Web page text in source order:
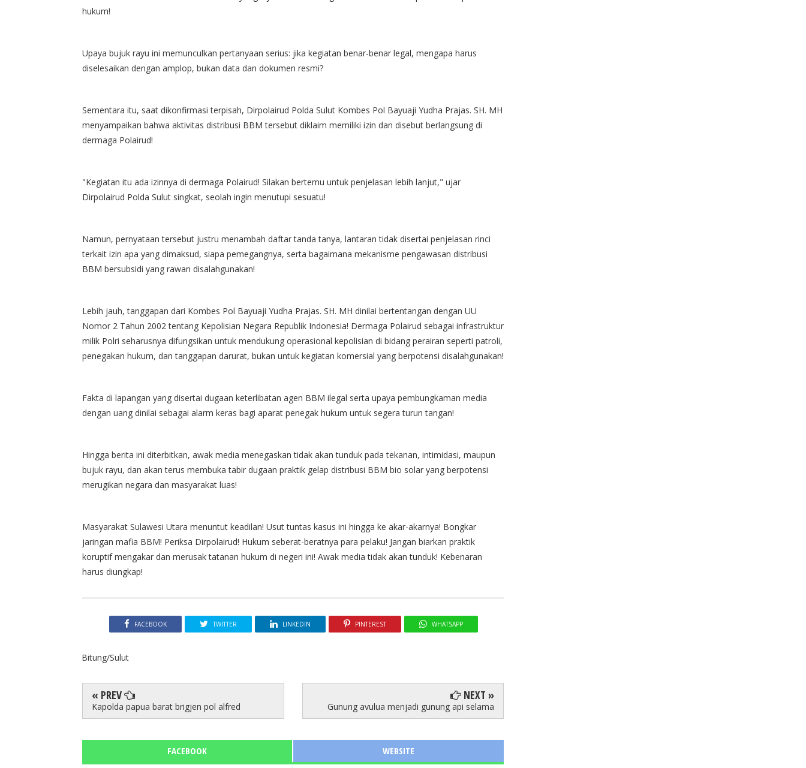
hukum!
Upaya bujuk rayu ini memunculkan pertanyaan serius: jika kegiatan benar-benar legal, mengapa harus
diselesaikan dengan amplop, bukan data dan dokumen resmi?
Sementara itu, saat dikonfirmasi terpisah, Dirpolairud Polda Sulut Kombes Pol Bayuaji Yudha Prajas. SH. MH
menyampaikan bahwa aktivitas distribusi BBM tersebut diklaim memiliki izin dan disebut berlangsung di
dermaga Polairud!
"Kegiatan itu ada izinnya di dermaga Polairud! Silakan bertemu untuk penjelasan lebih lanjut," ujar
Dirpolairud Polda Sulut singkat, seolah ingin menutupi sesuatu!
Namun, pernyataan tersebut justru menambah daftar tanda tanya, lantaran tidak disertai penjelasan rinci
terkait izin apa yang dimaksud, siapa pemegangnya, serta bagaimana mekanisme pengawasan distribusi
BBM bersubsidi yang rawan disalahgunakan!
Lebih jauh, tanggapan dari Kombes Pol Bayuaji Yudha Prajas. SH. MH dinilai bertentangan dengan UU
Nomor 2 Tahun 2002 tentang Kepolisian Negara Republik Indonesia! Dermaga Polairud sebagai infrastruktur
milik Polri seharusnya difungsikan untuk mendukung operasional kepolisian di bidang perairan seperti patroli,
penegakan hukum, dan tanggapan darurat, bukan untuk kegiatan komersial yang berpotensi disalahgunakan!
Fakta di lapangan yang disertai dugaan keterlibatan agen BBM ilegal serta upaya pembungkaman media
dengan uang dinilai sebagai alarm keras bagi aparat penegak hukum untuk segera turun tangan!
Hingga berita ini diterbitkan, awak media menegaskan tidak akan tunduk pada tekanan, intimidasi, maupun
bujuk rayu, dan akan terus membuka tabir dugaan praktik gelap distribusi BBM bio solar yang berpotensi
merugikan negara dan masyarakat luas!
Masyarakat Sulawesi Utara menuntut keadilan! Usut tuntas kasus ini hingga ke akar-akarnya! Bongkar
jaringan mafia BBM! Periksa Dirpolairud! Hukum seberat-beratnya para pelaku! Jangan biarkan praktik
koruptif mengakar dan merusak tatanan hukum di negeri ini! Awak media tidak akan tunduk! Kebenaran
harus diungkap!
FACEBOOK TWITTER LINKEDIN PINTEREST WHATSAPP
Bitung/Sulut
« PREV
Kapolda papua barat brigjen pol alfred
NEXT »
Gunung avulua menjadi gunung api selama
FACEBOOK WEBSITE